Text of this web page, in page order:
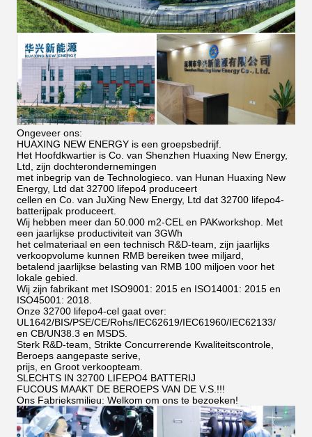
Ongeveer ons:
HUAXING NEW ENERGY is een groepsbedrijf.
Het Hoofdkwartier is Co. van Shenzhen Huaxing New Energy,
Ltd, zijn dochterondernemingen
met inbegrip van de Technologieco. van Hunan Huaxing New
Energy, Ltd dat 32700 lifepo4 produceert
cellen en Co. van JuXing New Energy, Ltd dat 32700 lifepo4-
batterijpak produceert.
Wij hebben meer dan 50.000 m2-CEL en PAKworkshop. Met
een jaarlijkse productiviteit van 3GWh
het celmateriaal en een technisch R&D-team, zijn jaarlijks
verkoopvolume kunnen RMB bereiken twee miljard,
betalend jaarlijkse belasting van RMB 100 miljoen voor het
lokale gebied.
Wij zijn fabrikant met ISO9001: 2015 en ISO14001: 2015 en
ISO45001: 2018.
Onze 32700 lifepo4-cel gaat over:
UL1642/BIS/PSE/CE/Rohs/IEC62619/IEC61960/IEC62133/
en CB/UN38.3 en MSDS.
Sterk R&D-team, Strikte Concurrerende Kwaliteitscontrole,
Beroeps aangepaste serive,
prijs, en Groot verkoopteam.
SLECHTS IN 32700 LIFEPO4 BATTERIJ
FUCOUS MAAKT DE BEROEPS VAN DE V.S.!!!
Ons Fabrieksmilieu: Welkom om ons te bezoeken!